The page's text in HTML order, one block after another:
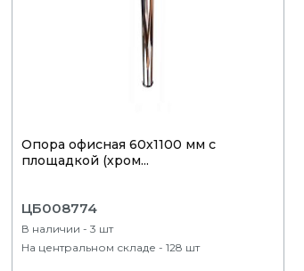
Опора офисная 60х1100 мм с
площадкой (хром...
ЦБ008774
В наличии - 3 шт
На центральном складе - 128 шт